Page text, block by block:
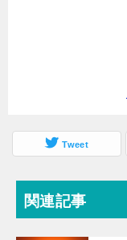
Tweet
関連記事